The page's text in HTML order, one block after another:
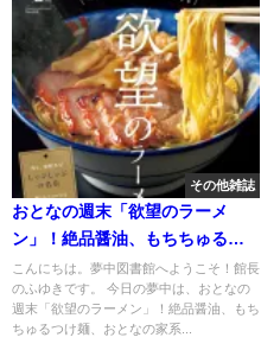
その他雑誌
おとなの週末「欲望のラーメ
ン」！絶品醤油、もちちゅるつ
け麺、おとなの家系も
こんにちは。夢中図書館へようこそ！館長
のふゆきです。 今日の夢中は、おとなの
週末「欲望のラーメン」！絶品醤油、もち
ちゅるつけ麺、おとなの家系...